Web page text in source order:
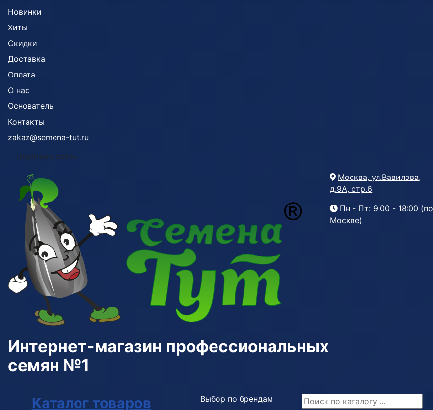
Новинки
Хиты
Скидки
Доставка
Оплата
О нас
Основатель
Контакты
zakaz@semena-tut.ru
Обратная связь
Интернет-магазин профессиональных
семян №1
Москва, ул.Вавилова,
д.9А, стр.6
Пн - Пт: 9:00 - 18:00 (по
Москве)
Каталог товаров Выбор по брендам